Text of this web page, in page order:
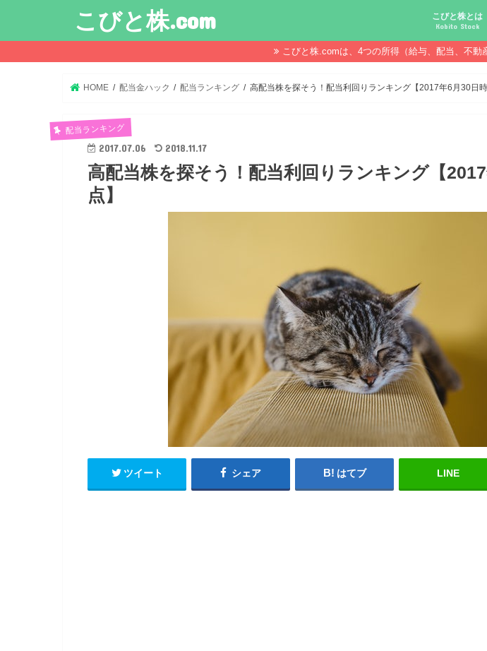
こびと株.com こびと株とは
Kobito Stock
こびと株投資
こびと株の10
こびと株のメ
こびと株の投
こびと株投資
こびと株.comは、4つの所得（給与、配当、不
HOME 配当金ハック 配当ランキング 高配当株を探そう！配当利回りランキング【2017年6月30日時
配当ランキング
2017.07.06 2018.11.17
高配当株を探そう！配当利回りランキング【
点】
ツイート シェア はてブ LINE